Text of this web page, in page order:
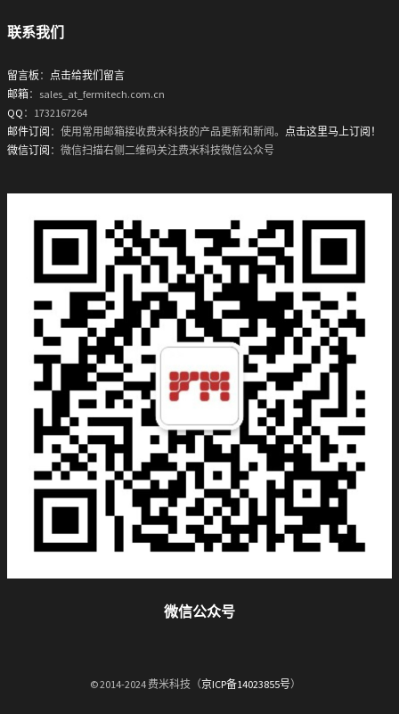
联系我们
留言板 ： 点击给我们留言
邮箱：sales_at_fermitech.com.cn
QQ ：1732167264
邮件订阅 ：使用常用邮箱接收费米科技的产品更新和新闻。 点击这里马上订阅！
微信订阅 ：微信扫描右侧二维码关注费米科技微信公众号
微信公众号
© 2014-2024 费米科技（京ICP备14023855号）